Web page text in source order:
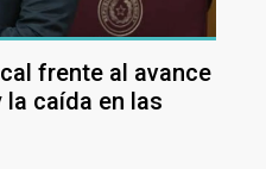
frente al avance
la caída en las